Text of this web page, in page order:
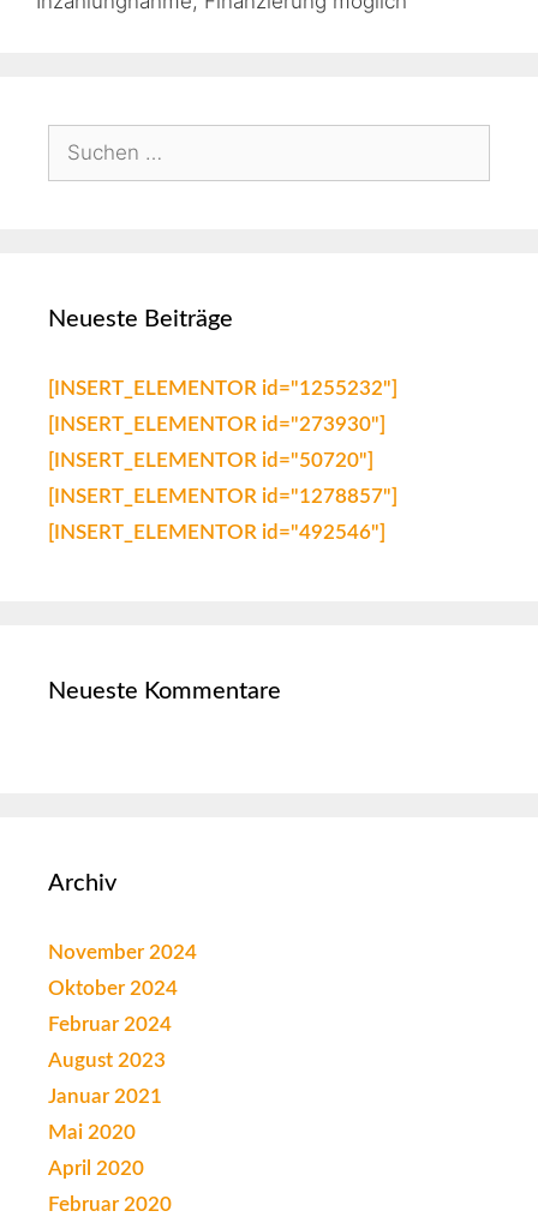
Neueste Beiträge
[INSERT_ELEMENTOR id="1255232"]
[INSERT_ELEMENTOR id="273930"]
[INSERT_ELEMENTOR id="50720"]
[INSERT_ELEMENTOR id="1278857"]
[INSERT_ELEMENTOR id="492546"]
Neueste Kommentare
Archiv
November 2024
Oktober 2024
Februar 2024
August 2023
Januar 2021
Mai 2020
April 2020
Februar 2020